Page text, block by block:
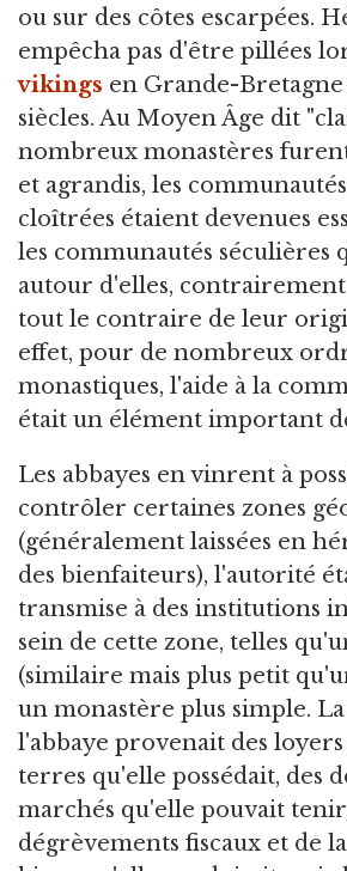
ou sur des côtes escarpées.
empêcha pas d'être pillées
vikings en Grande-Bretagne
siècles. Au Moyen Âge dit
nombreux monastères
et agrandis, les
cloîtrées étaient devenues
les communautés séculières
autour d'elles,
tout le contraire de leur
effet, pour de nombreux
monastiques, l'aide à la
était un élément important
Les abbayes en vinrent à
contrôler certaines zones
(généralement laissées en
des bienfaiteurs), l'autorité
transmise à des institutions
sein de cette zone, telles
(similaire mais plus petit
un monastère plus simple.
l'abbaye provenait des loyers
terres qu'elle possédait, des
marchés qu'elle pouvait
dégrèvements fiscaux et de